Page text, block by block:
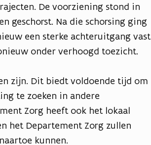
De voorziening stond in
geschorst. Na die schorsing ging
een sterke achteruitgang vast
onder verhoogd toezicht.
zijn. Dit biedt voldoende tijd om
te zoeken in andere
Zorg heeft ook het lokaal
het Departement Zorg zullen
kunnen.